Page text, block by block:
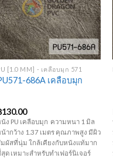
Add to
Wishlist
+
[1.0 MM] - เคลือบมุก 571
686A เคลือบมุก
130.00
ง PU เคลือบมุก ความหนา 1 มิล
ากว้าง 1.37 เมตร คุณภาพสูง มีผิว
มผัสที่นุ่ม ใกล้เคียงกับหนังแท้มาก
ด เหมาะสำหรับทำเฟอร์นิเจอร์